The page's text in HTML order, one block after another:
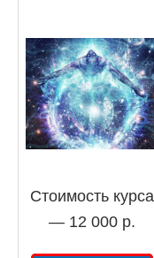
Стоимость курса
— 12 000 р.